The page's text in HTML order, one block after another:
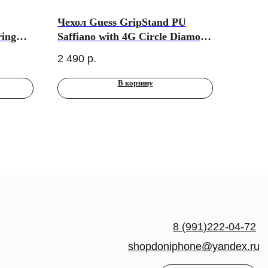
Чехол Guess GripStand PU
Saffiano with 4G Circle Diamond
Max, розовый
2 490 р.
В корзину
8 (991)222-04-72
shopdoniphone@yandex.ru